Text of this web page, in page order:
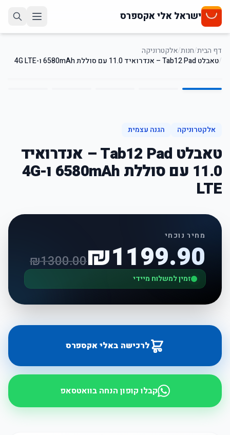
ישראל אלי אקספרס
דף הבית/חנות/אלקטרוניקה
/טאבלט Tab12 Pad – אנדרואיד 11.0 עם סוללת 6580mAh ו-4G LTE 1
/
5
אלקטרוניקה הגנה עצמית
טאבלט Tab12 Pad – אנדרואיד
11.0 עם סוללת 6580mAh ו-4G
LTE
מחיר נוכחי
₪1199.90
₪1300.00
זמין למשלוח מיידי
לרכישה באלי אקספרס
קבלו קופון הנחה בוואטסאפ